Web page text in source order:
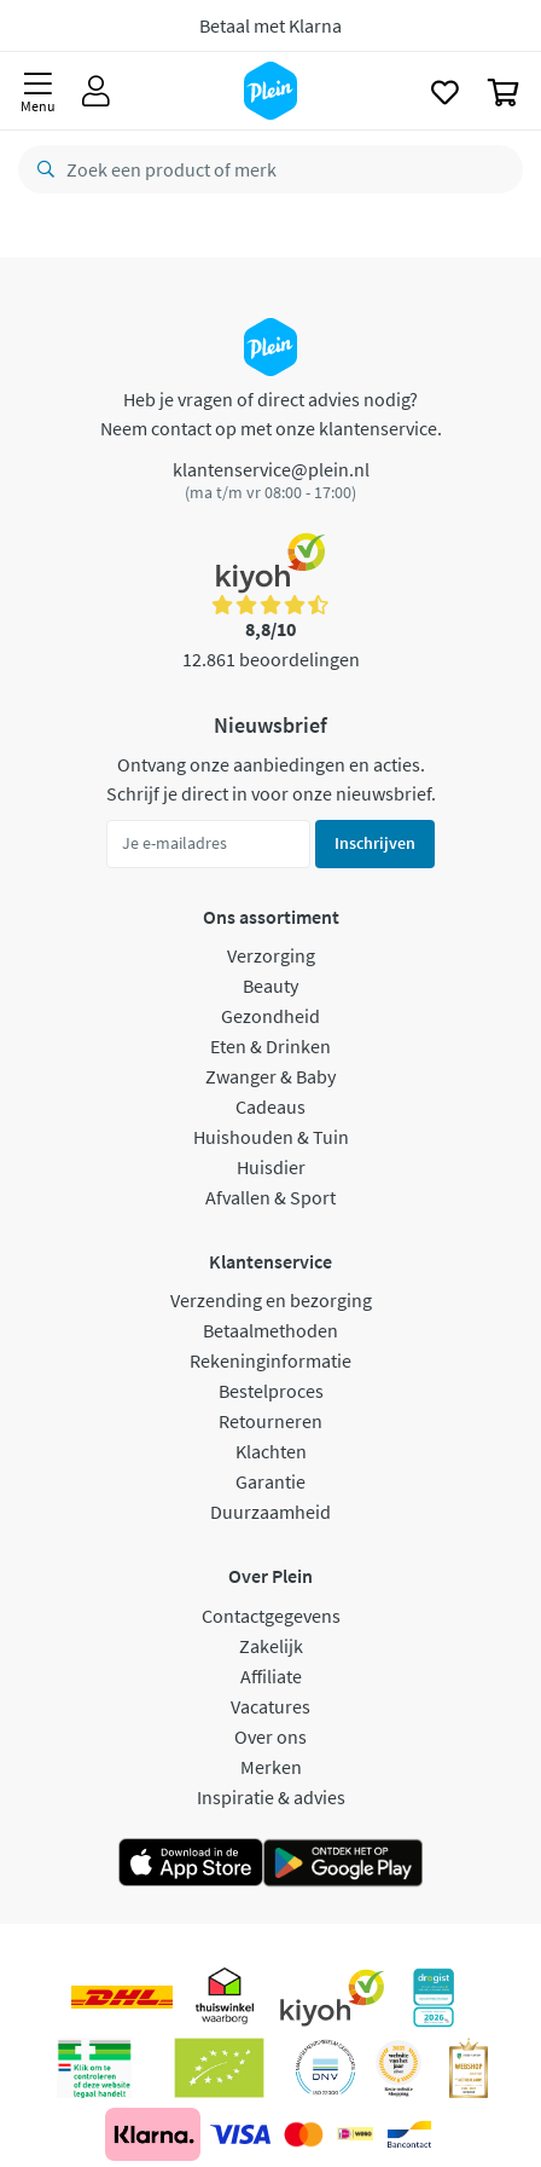
Betaal met Klarna
Menu
Heb je vragen of direct advies nodig?
Neem contact op met onze klantenservice.
klantenservice@plein.nl
(ma t/m vr 08:00 - 17:00)
8,8/10
12.861 beoordelingen
Nieuwsbrief
Ontvang onze aanbiedingen en acties.
Schrijf je direct in voor onze nieuwsbrief.
Inschrijven
Ons assortiment
Verzorging
Beauty
Gezondheid
Eten & Drinken
Zwanger & Baby
Cadeaus
Huishouden & Tuin
Huisdier
Afvallen & Sport
Klantenservice
Verzending en bezorging
Betaalmethoden
Rekeninginformatie
Bestelproces
Retourneren
Klachten
Garantie
Duurzaamheid
Over Plein
Contactgegevens
Zakelijk
Affiliate
Vacatures
Over ons
Merken
Inspiratie & advies